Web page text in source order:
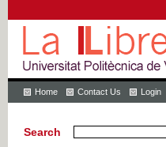
Home Contact Us Login
Search